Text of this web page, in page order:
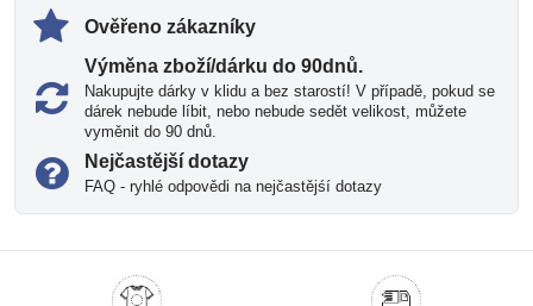
Ověřeno zákazníky
Výměna zboží/dárku do 90dnů​.
Nakupujte dárky v klidu a bez starostí! V případě, pokud se
dárek nebude líbit, nebo nebude sedět velikost, můžete
vyměnit do 90 dnů.
Nejčastější dotazy
FAQ - ryhlé odpovědi na nejčastějśí dotazy